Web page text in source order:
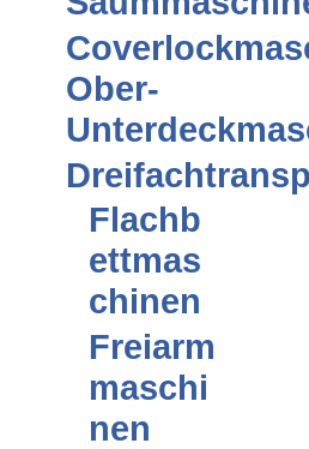
Ober-
Flachb
ettmas
chinen
Freiarm
maschi
nen